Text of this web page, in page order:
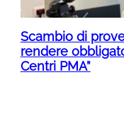
Scambio di
rendere
Centri PMA”